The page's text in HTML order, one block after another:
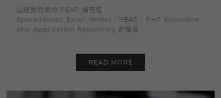
這裡我們使用 PEAR 擴充包
Spreadsheet_Excel_Writer，PEAR - PHP Extension
and Application Repository 的縮寫
READ MORE